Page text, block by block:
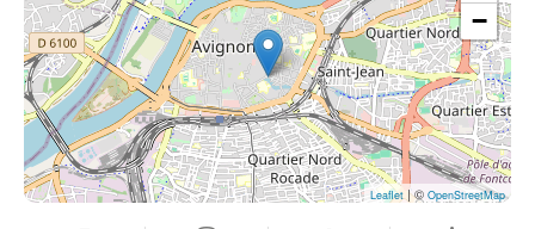
−
Leaflet | © OpenStreetMap